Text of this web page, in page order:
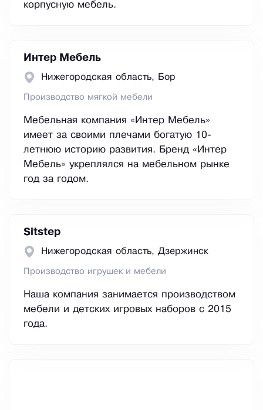
корпусную мебель.
Интер Мебель
Нижегородская область, Бор
Производство мягкой мебели
Мебельная компания «Интер Мебель»
имеет за своими плечами богатую 10-
летнюю историю развития. Бренд «Интер
Мебель» укреплялся на мебельном рынке
год за годом.
Sitstep
Нижегородская область, Дзержинск
Производство игрушек и мебели
Наша компания занимается производством
мебели и детских игровых наборов с 2015
года.